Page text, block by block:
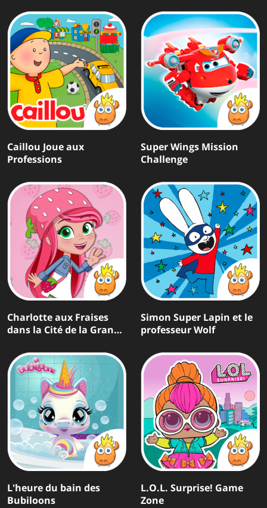
Caillou Joue aux
Professions
Super Wings Mission
Challenge
Charlotte aux Fraises
dans la Cité de la Grande
Simon Super Lapin et le
professeur Wolf
L'heure du bain des
Bubiloons
L.O.L. Surprise! Game
Zone